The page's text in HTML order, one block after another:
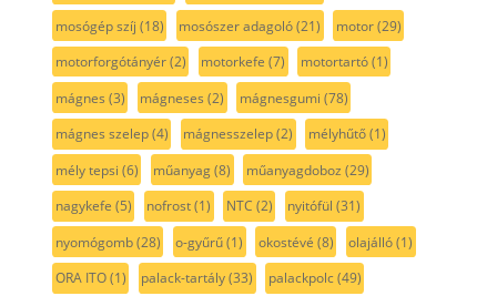
mosógép szíj (18) mosószer adagoló(21) motor(29)
motorforgótányér(2) motorkefe (7) motortartó(1)
mágnes (3) mágneses (2) mágnesgumi (78)
mágnes szelep(4) mágnesszelep(2) mélyhűtő(1)
mély tepsi (6) műanyag(8) műanyagdoboz (29)
nagykefe (5) nofrost(1) NTC (2) nyitófül (31)
nyomógomb(28) o-gyűrű(1) okostévé (8) olajálló(1)
ORA ITO(1) palack-tartály(33) palackpolc(49)